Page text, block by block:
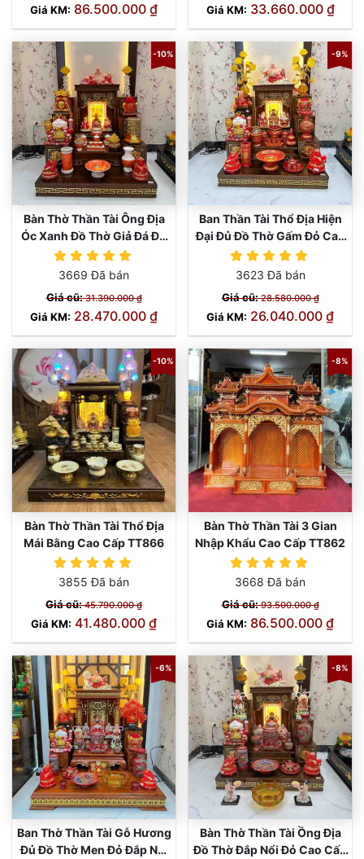
Giá KM: 86.500.000 ₫ Giá KM: 33.660.000 ₫
-10%
Bàn Thờ Thần Tài Ông Địa
Óc Xanh Đồ Thờ Giả Đá Đỏ
Cao Cấp TT829
3669 Đã bán
Giá cũ:31.390.000 ₫
Giá KM: 28.470.000 ₫
-9%
Ban Thần Tài Thổ Địa Hiện
Đại Đủ Đồ Thờ Gấm Đỏ Cao
Cấp TT819
3623 Đã bán
Giá cũ:28.580.000 ₫
Giá KM: 26.040.000 ₫
-10%
Bàn Thờ Thần Tài Thổ Địa
Mái Bằng Cao Cấp TT866
3855 Đã bán
Giá cũ:45.790.000 ₫
Giá KM: 41.480.000 ₫
-8%
Bàn Thờ Thần Tài 3 Gian
Nhập Khẩu Cao Cấp TT862
3668 Đã bán
Giá cũ:93.500.000 ₫
Giá KM: 86.500.000 ₫
-6%
Ban Thờ Thần Tài Gỗ Hương
Đủ Đồ Thờ Men Đỏ Đắp Nổi
-8%
Bàn Thờ Thần Tài Ồng Địa
Đồ Thờ Đắp Nổi Đỏ Cao Cấp